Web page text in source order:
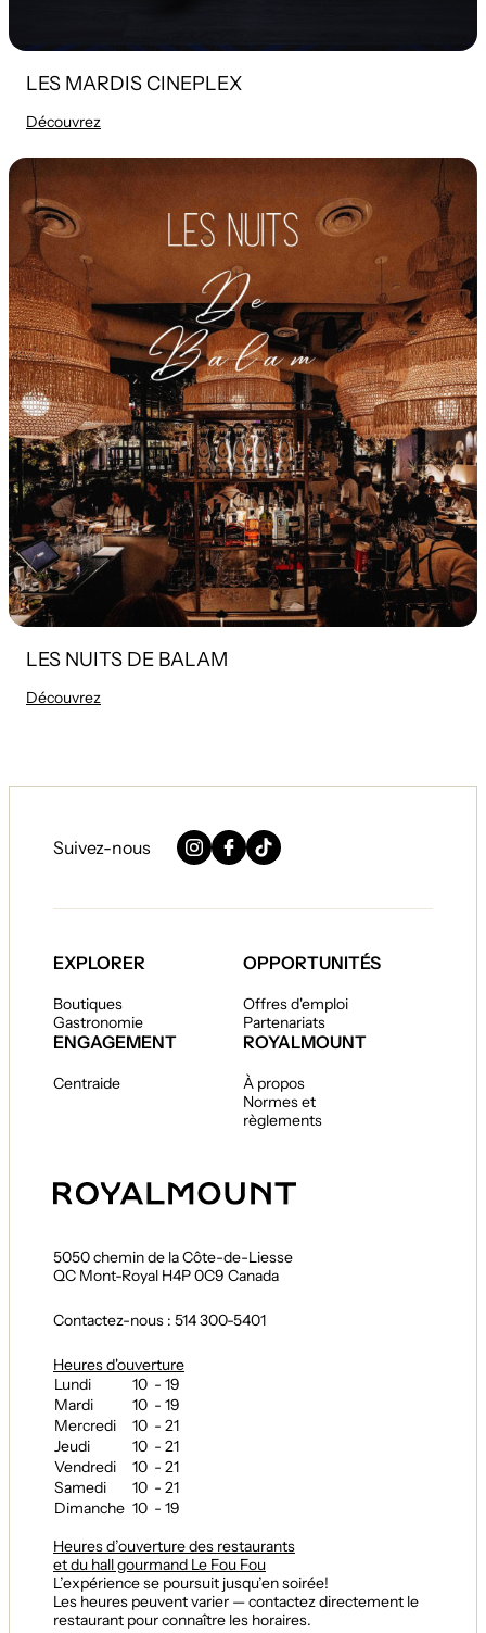
LES MARDIS CINEPLEX
Découvrez
LES NUITS DE BALAM
Découvrez
Suivez-nous
Instagram
Facebook
TikTok
EXPLORER
Boutiques
Gastronomie
OPPORTUNITÉS
Offres d'emploi
Partenariats
ENGAGEMENT
Centraide
ROYALMOUNT
À propos
Normes et
règlements
5050 chemin de la Côte-de-Liesse
QC Mont-Royal H4P 0C9 Canada
Contactez-nous : 514 300-5401
Heures d'ouverture
Lundi
10 - 19
Mardi
10 - 19
Mercredi
10 - 21
Jeudi
10 - 21
Vendredi
10 - 21
Samedi
10 - 21
Dimanche 10 - 19
Heures d’ouverture des restaurants
et du hall gourmand Le Fou Fou
L’expérience se poursuit jusqu’en soirée!
Les heures peuvent varier — contactez directement le
restaurant pour connaître les horaires.